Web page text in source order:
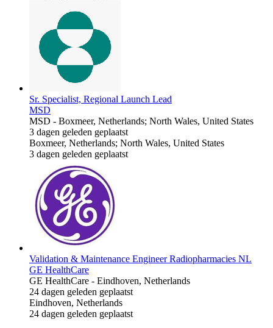
Sr. Specialist, Regional Launch Lead
MSD
MSD - Boxmeer, Netherlands; North Wales, United States
3 dagen geleden geplaatst
Boxmeer, Netherlands; North Wales, United States
3 dagen geleden geplaatst
Validation & Maintenance Engineer Radiopharmacies NL
GE HealthCare
GE HealthCare - Eindhoven, Netherlands
24 dagen geleden geplaatst
Eindhoven, Netherlands
24 dagen geleden geplaatst